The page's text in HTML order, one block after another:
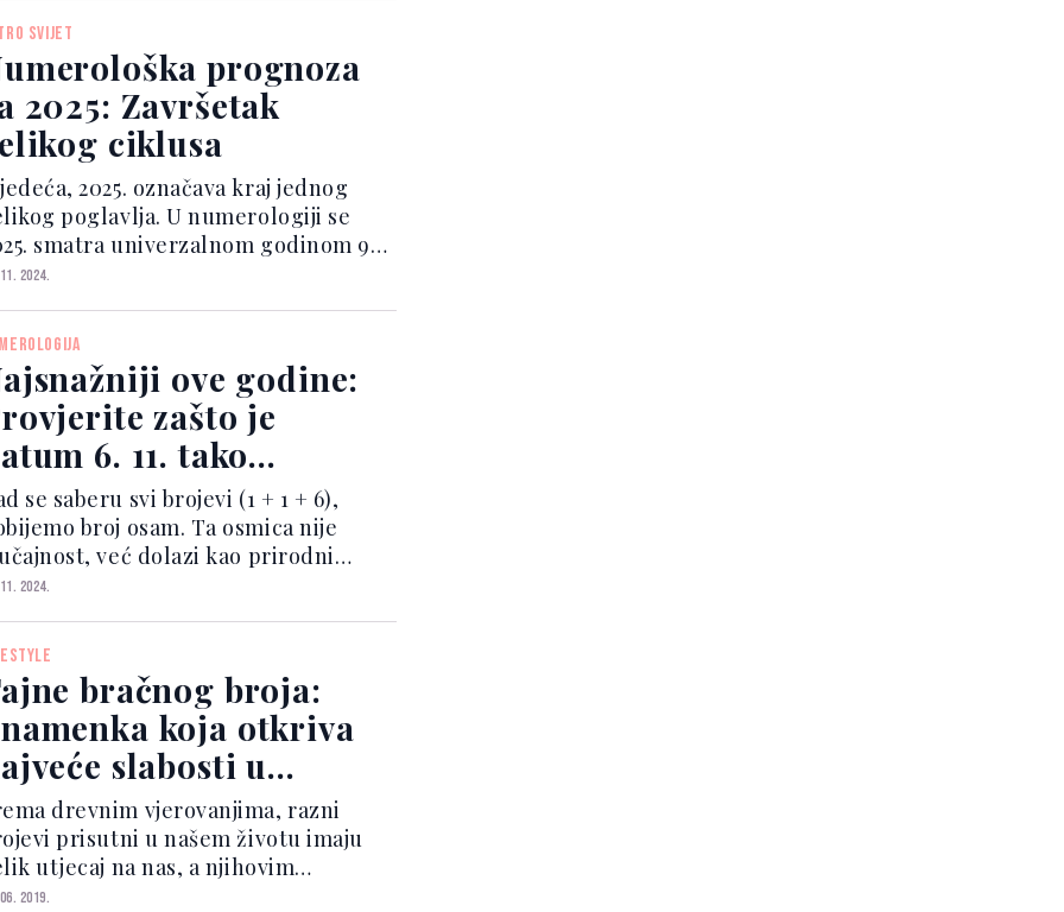
dobićete 10, ili 1+0 što rezultira...
SVIJET
prognoza
2025: Završetak
ciklusa
2025. označava kraj jednog
poglavlja. U numerologiji se
smatra univerzalnom godinom 9
a 9 predstavlja završetak
U godini broja 9, nema potrebe
s bilo čim i...
2024.
ove godine:
zašto je
6. 11. tako
se saberu svi brojevi (1 + 1 + 6),
broj osam. Ta osmica nije
već dolazi kao prirodni
univerzalnog broja cijele
2024. (2 + 0 + 2 + 4), također
broj osam...
2024.
bračnog broja:
koja otkriva
slabosti u
odnosu
drevnim vjerovanjima, razni
prisutni u našem životu imaju
utjecaj na nas, a njihovim
bavi se numerologija.
2019.